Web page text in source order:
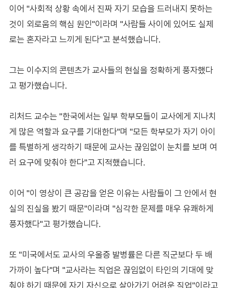
이어 "사회적 상황 속에서 진짜 자기 모습을 드러내지 못하는
것이 외로움의 핵심 원인"이라며 "사람들 사이에 있어도 실제
로는 혼자라고 느끼게 된다"고 분석했습니다.
그는 이수지의 콘텐츠가 교사들의 현실을 정확하게 풍자했다
고 평가했습니다.
리처드 교수는 "한국에서는 일부 학부모들이 교사에게 지나치
게 많은 역할과 요구를 기대한다"며 "모든 학부모가 자기 아이
를 특별하게 생각하기 때문에 교사는 끊임없이 눈치를 보며 여
러 요구에 맞춰야 한다"고 지적했습니다.
이어 "이 영상이 큰 공감을 얻은 이유는 사람들이 그 안에서 현
실의 진실을 봤기 때문"이라며 "심각한 문제를 매우 유쾌하게
풍자했다"고 평가했습니다.
또 "미국에서도 교사의 우울증 발병률은 다른 직군보다 두 배
가까이 높다"며 "교사라는 직업은 끊임없이 타인의 기대에 맞
춰야 하기 때문에 자기 자신으로 살아가기 어려운 직업"이라고